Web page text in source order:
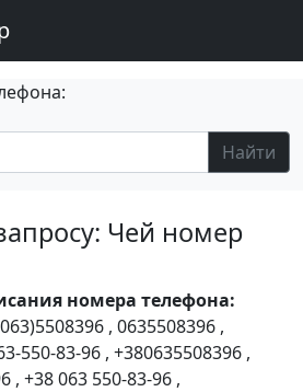
Найти
Чей номер
номера телефона:
, 0635508396 ,
550-83-96 , +380635508396 ,
, +38 063 550-83-96 ,